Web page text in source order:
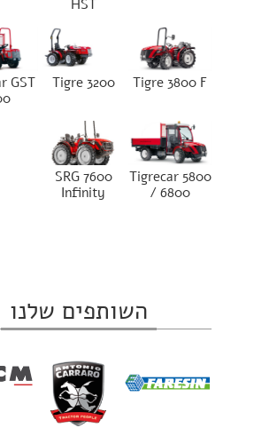
HST
Tigre 3800 F
Tigre 3200
GST
Tigrecar 5800
/ 6800
SRG 7600
Infinity
השותפים שלנו